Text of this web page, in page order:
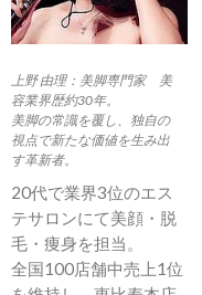
上野 由理：美脚専門家 美
容業界歴約30年。
美脚の常識を覆し、独自の
視点で新たな価値を生み出
す革新者。
20代で業界3位のエス
テサロンにて美顔・脱
毛・痩身を担当。
全国100店舗中売上1位